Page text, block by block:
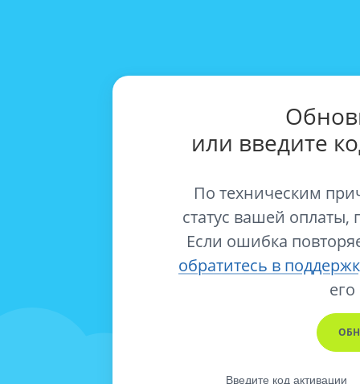
или введите
По техническим
статус вашей оплаты,
Если ошибка
обратитесь в
его
Введите код активации